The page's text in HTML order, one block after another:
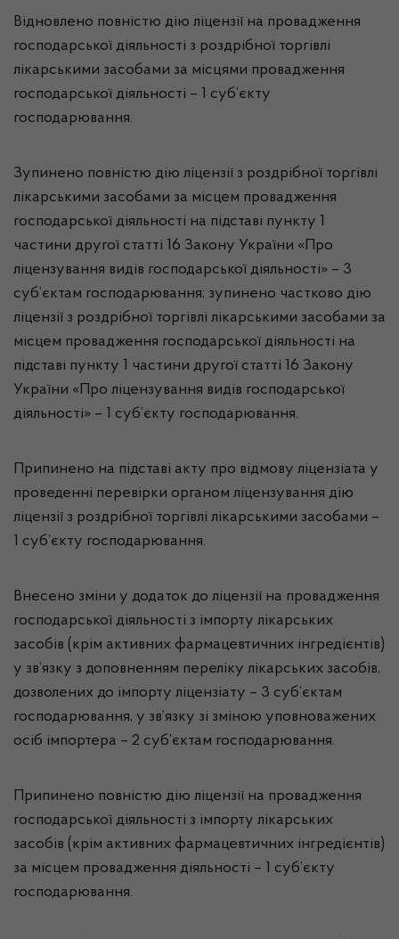
Відновлено повністю дію ліцензії на провадження
господарської діяльності з роздрібної торгівлі
лікарськими засобами за місцями провадження
господарської діяльності – 1 суб’єкту
господарювання.
Зупинено повністю дію ліцензії з роздрібної торгівлі
лікарськими засобами за місцем провадження
господарської діяльності на підставі пункту 1
частини другої статті 16 Закону України «Про
ліцензування видів господарської діяльності» – 3
суб’єктам господарювання; зупинено частково дію
ліцензії з роздрібної торгівлі лікарськими засобами за
місцем провадження господарської діяльності на
підставі пункту 1 частини другої статті 16 Закону
України «Про ліцензування видів господарської
діяльності» – 1 суб’єкту господарювання.
Припинено на підставі акту про відмову ліцензіата у
проведенні перевірки органом ліцензування дію
ліцензії з роздрібної торгівлі лікарськими засобами –
1 суб’єкту господарювання.
Внесено зміни у додаток до ліцензії на провадження
господарської діяльності з імпорту лікарських
засобів (крім активних фармацевтичних інгредієнтів)
у зв’язку з доповненням переліку лікарських засобів,
дозволених до імпорту ліцензіату – 3 суб’єктам
господарювання, у зв’язку зі зміною уповноважених
осіб імпортера – 2 суб’єктам господарювання.
Припинено повністю дію ліцензії на провадження
господарської діяльності з імпорту лікарських
засобів (крім активних фармацевтичних інгредієнтів)
за місцем провадження діяльності – 1 суб’єкту
господарювання.